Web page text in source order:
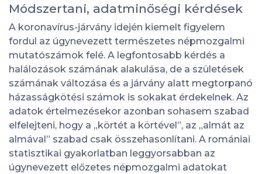
Módszertani, adatminőségi kérdések
A koronavírus-járvány idején kiemelt figyelem
fordul az úgynevezett természetes népmozgalmi
mutatószámok felé. A legfontosabb kérdés a
halálozások számának alakulása, de a születések
számának változása és a járvány alatt megtorpanó
házasságkötési számok is sokakat érdekelnek. Az
adatok értelmezésekor azonban sohasem szabad
elfelejteni, hogy a „körtét a körtével”, az „almát az
almával” szabad csak összehasonlítani. A romániai
statisztikai gyakorlatban leggyorsabban az
úgynevezett előzetes népmozgalmi adatokat